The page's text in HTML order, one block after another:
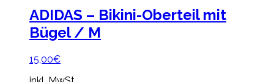
ADIDAS – Bikini-Oberteil mit
Bügel / M
15,00€